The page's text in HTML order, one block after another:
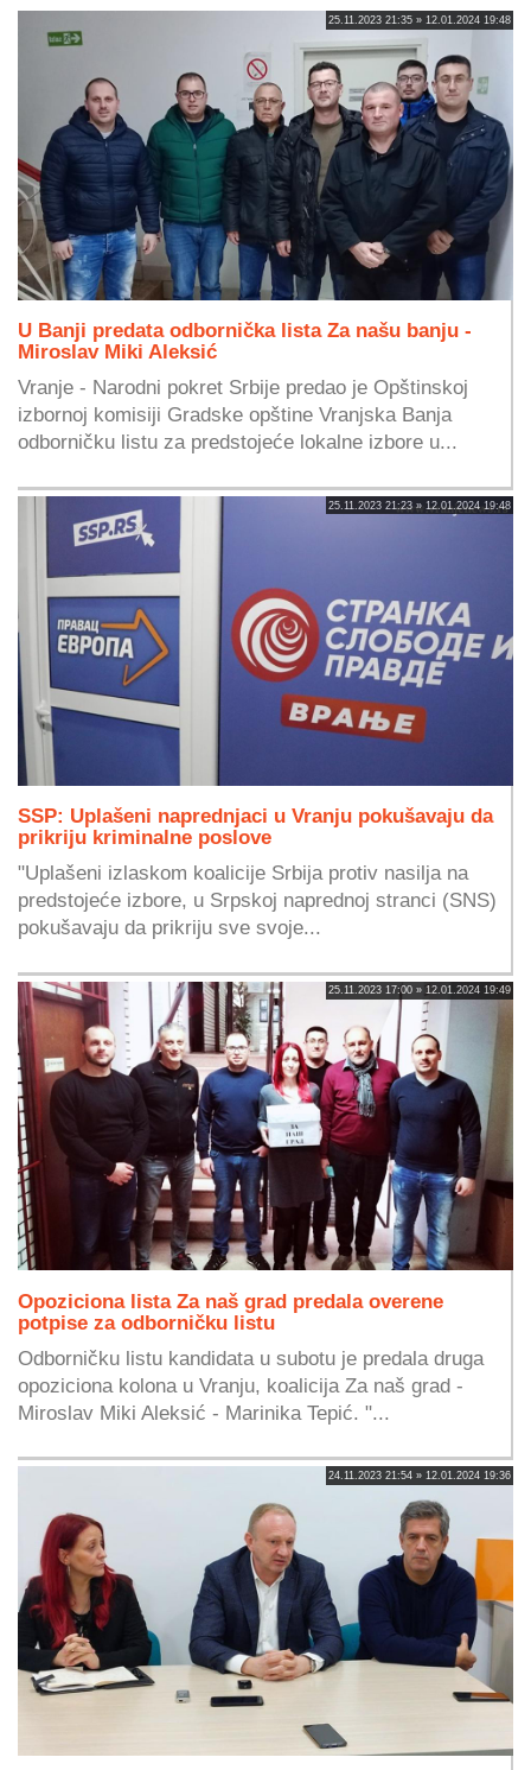
25.11.2023 21:35 » 12.01.2024 19:48
U Banji predata odbornička lista Za našu banju -
Miroslav Miki Aleksić
Vranje - Narodni pokret Srbije predao je Opštinskoj
izbornoj komisiji Gradske opštine Vranjska Banja
odborničku listu za predstojeće lokalne izbore u...
25.11.2023 21:23 » 12.01.2024 19:48
SSP: Uplašeni naprednjaci u Vranju pokušavaju da
prikriju kriminalne poslove
"Uplašeni izlaskom koalicije Srbija protiv nasilja na
predstojeće izbore, u Srpskoj naprednoj stranci (SNS)
pokušavaju da prikriju sve svoje...
25.11.2023 17:00 » 12.01.2024 19:49
Opoziciona lista Za naš grad predala overene
potpise za odborničku listu
Odborničku listu kandidata u subotu je predala druga
opoziciona kolona u Vranju, koalicija Za naš grad -
Miroslav Miki Aleksić - Marinika Tepić. "...
24.11.2023 21:54 » 12.01.2024 19:36